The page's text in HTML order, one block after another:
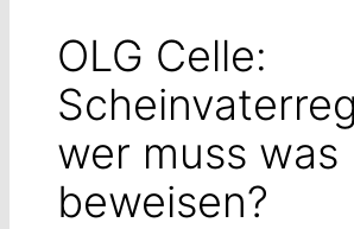
OLG Celle:
wer muss was
beweisen?